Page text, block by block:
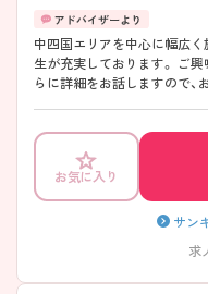
中四国エリアを中心に幅広
生が充実しております。 ご興味のある方には、面接対策ポイントなど、さ
らに詳細をお話しますので、
お気に入り
サン
求